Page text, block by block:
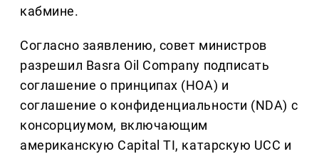
кабмине.
Согласно заявлению, совет министров
разрешил Basra Oil Company подписать
соглашение о принципах (HOA) и
соглашение о конфиденциальности (NDA) с
консорциумом, включающим
американскую Capital TI, катарскую UCC и